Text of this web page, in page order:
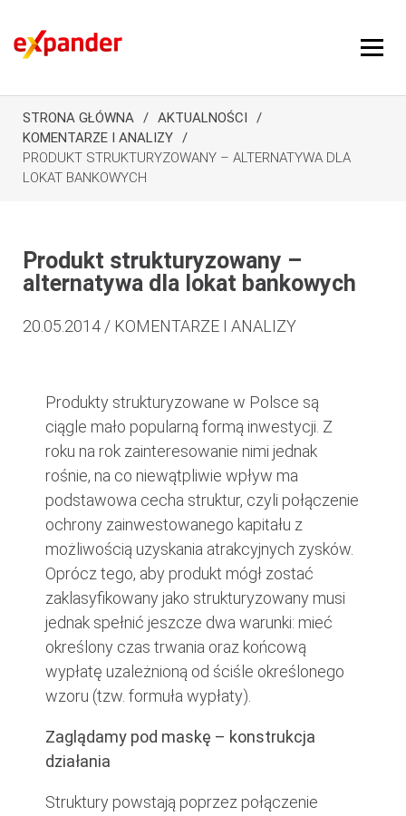
STRONA GŁÓWNA
AKTUALNOŚCI
KOMENTARZE I ANALIZY
PRODUKT STRUKTURYZOWANY – ALTERNATYWA DLA
LOKAT BANKOWYCH
Produkt strukturyzowany –
alternatywa dla lokat bankowych
20.05.2014 / KOMENTARZE I ANALIZY
Produkty strukturyzowane w Polsce są
ciągle mało popularną formą inwestycji. Z
roku na rok zainteresowanie nimi jednak
rośnie, na co niewątpliwie wpływ ma
podstawowa cecha struktur, czyli połączenie
ochrony zainwestowanego kapitału z
możliwością uzyskania atrakcyjnych zysków.
Oprócz tego, aby produkt mógł zostać
zaklasyfikowany jako strukturyzowany musi
jednak spełnić jeszcze dwa warunki: mieć
określony czas trwania oraz końcową
wypłatę uzależnioną od ściśle określonego
wzoru (tzw. formuła wypłaty).
Zaglądamy pod maskę – konstrukcja
działania
Struktury powstają poprzez połączenie